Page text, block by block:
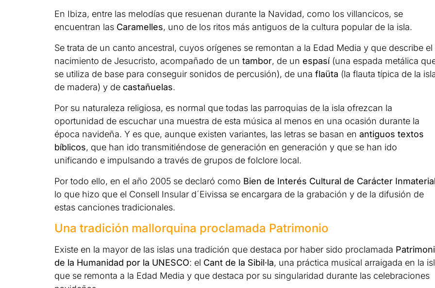
En Ibiza, entre las melodías que resuenan durante la Navidad, como los villancicos, se
encuentran las Caramelles, uno de los ritos más antiguos de la cultura popular de la isla.
Se trata de un canto ancestral, cuyos orígenes se remontan a la Edad Media y que describe el
nacimiento de Jesucristo, acompañado de un tambor, de un espasí(una espada metálica
se utiliza de base para conseguir sonidos de percusión), de una flaüta (la flauta típica de la
de madera) y de castañuelas.
Por su naturaleza religiosa, es normal que todas las parroquias de la isla ofrezcan la
oportunidad de escuchar una muestra de esta música al menos en una ocasión durante la
época navideña. Y es que, aunque existen variantes, las letras se basan en antiguos textos
bíblicos, que han ido transmitiéndose de generación en generación y que se han ido
unificando e impulsando a través de grupos de folclore local.
Por todo ello, en el año 2005 se declaró como Bien de Interés Cultural de Carácter Inmaterial
lo que hizo que el Consell Insular d´Eivissa se encargara de la grabación y de la difusión de
estas canciones tradicionales.
Una tradición mallorquina proclamada Patrimonio
Existe en la mayor de las islas una tradición que destaca por haber sido proclamada
de la Humanidad por la UNESCO: el Cant de la Sibil·la, una práctica musical arraigada en la
que se remonta a la Edad Media y que destaca por su singularidad durante las celebraciones